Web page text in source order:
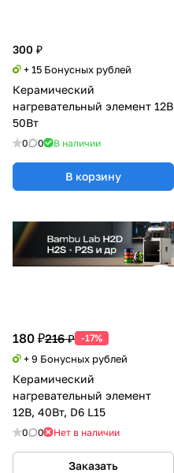
300 ₽
+ 15 Бонусных рублей
Керамический
нагревательный элемент 12В
50Вт
0 0 В наличии
В корзину
180 ₽216 ₽ -17%
+ 9 Бонусных рублей
Керамический
нагревательный элемент
12В, 40Вт, D6 L15
0 0 Нет в наличии
Заказать